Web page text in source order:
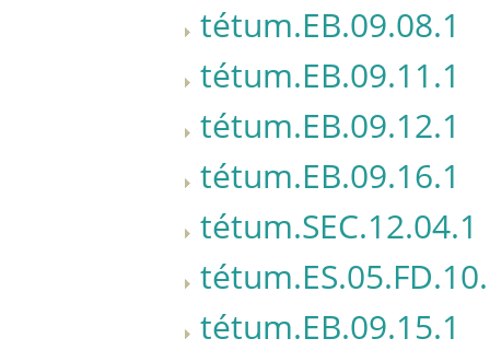
tétum.EB.09.08.1
tétum.EB.09.11.1
tétum.EB.09.12.1
tétum.EB.09.16.1
tétum.SEC.12.04.1
tétum.EB.09.15.1